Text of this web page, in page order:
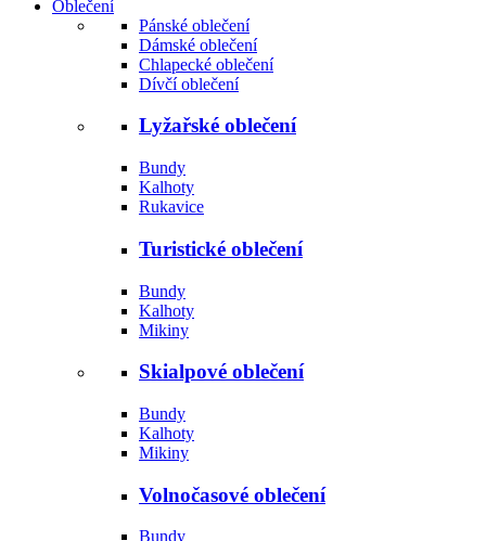
Oblečení
Pánské oblečení
Dámské oblečení
Chlapecké oblečení
Dívčí oblečení
Lyžařské oblečení
Bundy
Kalhoty
Rukavice
Turistické oblečení
Bundy
Kalhoty
Mikiny
Skialpové oblečení
Bundy
Kalhoty
Mikiny
Volnočasové oblečení
Bundy